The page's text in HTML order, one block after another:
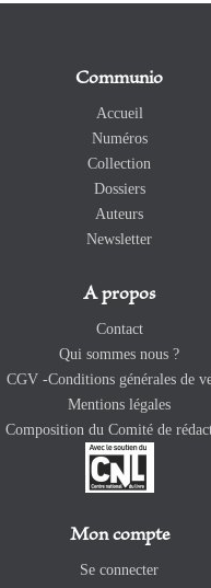
Communio
Accueil
Numéros
Collection
Dossiers
Auteurs
Newsletter
A propos
Contact
Qui sommes nous ?
CGV -Conditions générales de
Mentions légales
Composition du Comité de
Mon compte
Se connecter